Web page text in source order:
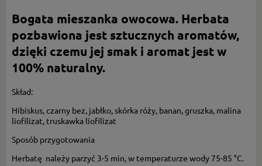
Bogata mieszanka owocowa. Herbata
pozbawiona jest sztucznych aromatów,
dzięki czemu jej smak i aromat jest w
100% naturalny.
Skład:
Hibiskus, czarny bez, jabłko, skórka róży, banan, gruszka, malina
liofilizat, truskawka liofilizat
Sposób przygotowania
Herbatę należy parzyć 3-5 min, w temperaturze wody 75-85 °C.